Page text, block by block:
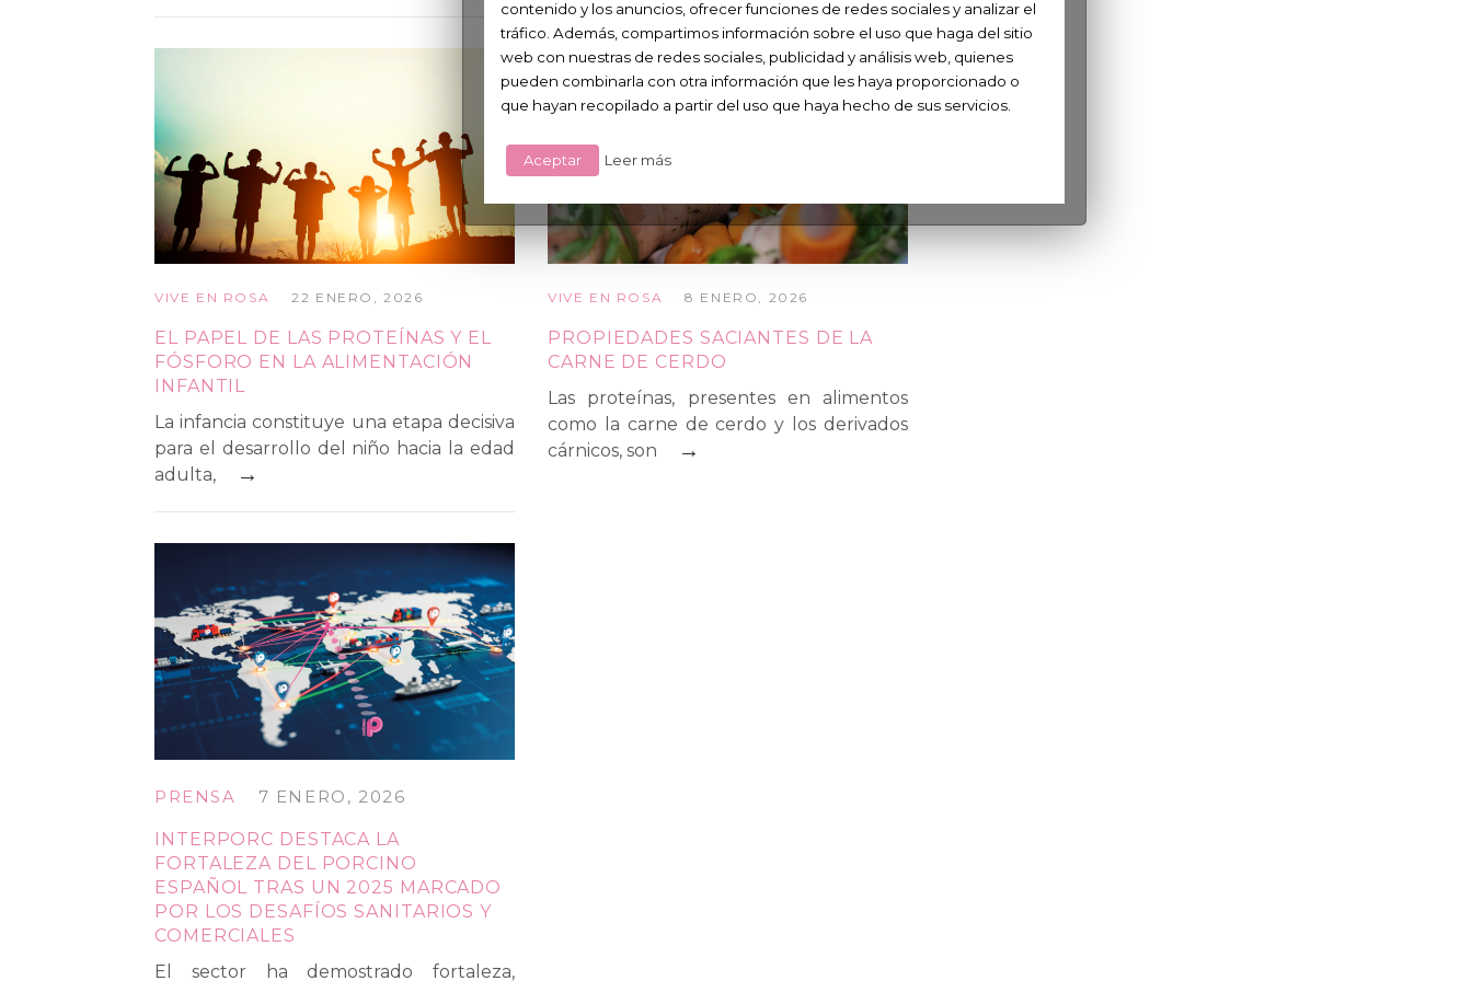
VIVE EN ROSA 22 ENERO, 2026
EL PAPEL DE LAS PROTEÍNAS Y EL
FÓSFORO EN LA ALIMENTACIÓN
INFANTIL
La infancia constituye una etapa decisiva
para el desarrollo del niño hacia la edad
adulta,
→
VIVE EN ROSA 8 ENERO, 2026
PROPIEDADES SACIANTES DE LA
CARNE DE CERDO
Las proteínas, presentes en alimentos
como la carne de cerdo y los derivados
cárnicos, son
→
PRENSA 7 ENERO, 2026
INTERPORC DESTACA LA
FORTALEZA DEL PORCINO
ESPAÑOL TRAS UN 2025 MARCADO
POR LOS DESAFÍOS SANITARIOS Y
COMERCIALES
El sector ha demostrado fortaleza,
contenido y los anuncios, ofrecer funciones de redes sociales y analizar el
tráfico. Además, compartimos información sobre el uso que haga del sitio
web con nuestras de redes sociales, publicidad y análisis web, quienes
pueden combinarla con otra información que les haya proporcionado o
que hayan recopilado a partir del uso que haya hecho de sus servicios.
Aceptar Leer más